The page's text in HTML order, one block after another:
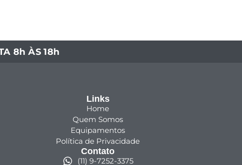
8h ÀS 18h
Links
Home
Quem Somos
Equipamentos
Política de Privacidade
Contato
(11) 9-7252-3375